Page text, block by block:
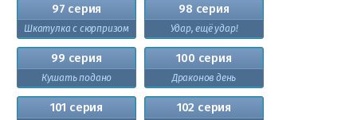
97 серия
Шкатулка с сюрпризом
98 серия
Удар, ещё удар!
99 серия
Кушать подано
100 серия
Драконов день
101 серия 102 серия